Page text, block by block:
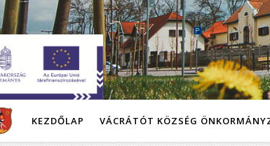
KEZDŐLAP VÁCRÁTÓT KÖZSÉG